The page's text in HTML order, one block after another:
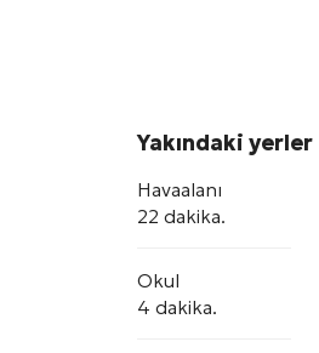
Yakındaki yerler
Havaalanı
22 dakika.
Okul
4 dakika.